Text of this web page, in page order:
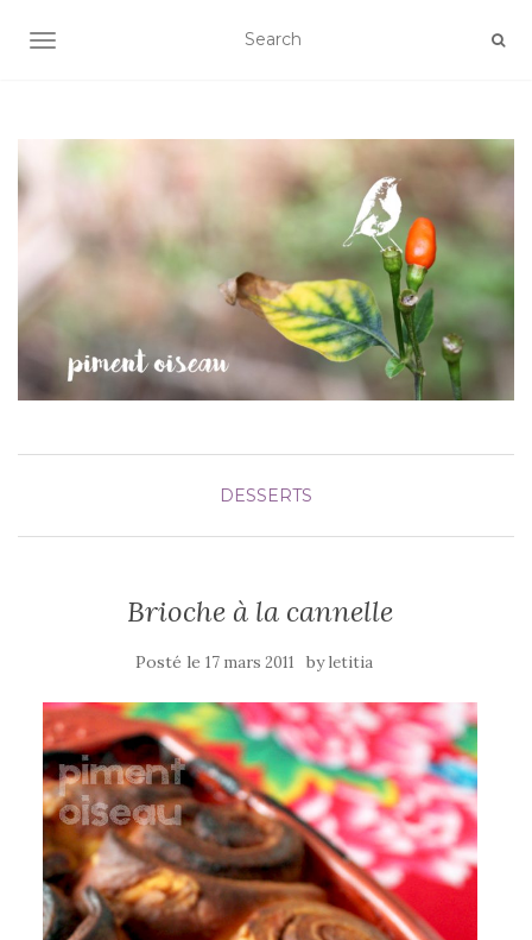
AFFICHER/MASQUER LA NAVIGATION
DESSERTS
Brioche à la cannelle
Posté le 17 mars 2011 byletitia